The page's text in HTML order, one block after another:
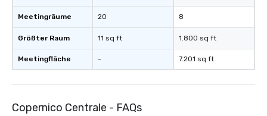
Meetingräume
Größter Raum
Meetingfläche
20
11 sq ft
-
8
1.800 sq ft
7.201 sq ft
Copernico Centrale - FAQs